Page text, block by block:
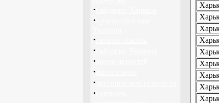
·
·
·
·
·
·
·
·